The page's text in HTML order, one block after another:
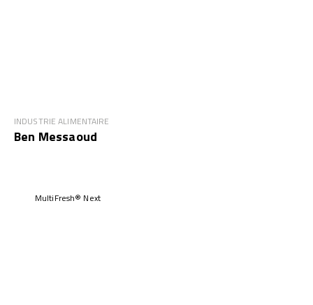
INDUSTRIE ALIMENTAIRE
Ben Messaoud
MultiFresh® Next